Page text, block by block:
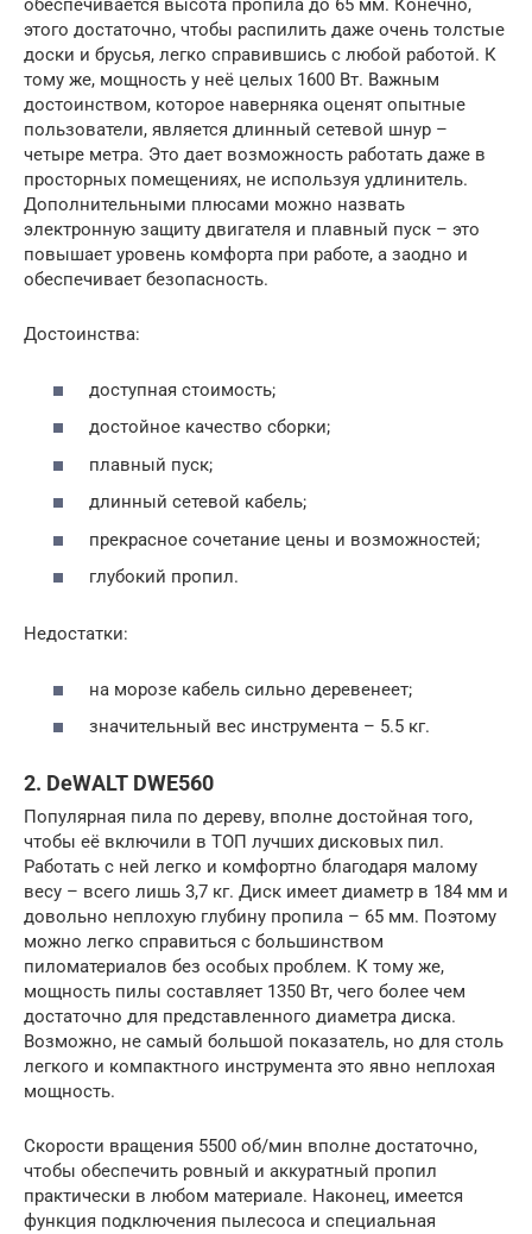
обеспечивается высота пропила до 65 мм. Конечно,
этого достаточно, чтобы распилить даже очень толстые
доски и брусья, легко справившись с любой работой. К
тому же, мощность у неё целых 1600 Вт. Важным
достоинством, которое наверняка оценят опытные
пользователи, является длинный сетевой шнур –
четыре метра. Это дает возможность работать даже в
просторных помещениях, не используя удлинитель.
Дополнительными плюсами можно назвать
электронную защиту двигателя и плавный пуск – это
повышает уровень комфорта при работе, а заодно и
обеспечивает безопасность.
Достоинства:
доступная стоимость;
достойное качество сборки;
плавный пуск;
длинный сетевой кабель;
прекрасное сочетание цены и возможностей;
глубокий пропил.
Недостатки:
на морозе кабель сильно деревенеет;
значительный вес инструмента – 5.5 кг.
2. DeWALT DWE560
Популярная пила по дереву, вполне достойная того,
чтобы её включили в ТОП лучших дисковых пил.
Работать с ней легко и комфортно благодаря малому
весу – всего лишь 3,7 кг. Диск имеет диаметр в 184 мм и
довольно неплохую глубину пропила – 65 мм. Поэтому
можно легко справиться с большинством
пиломатериалов без особых проблем. К тому же,
мощность пилы составляет 1350 Вт, чего более чем
достаточно для представленного диаметра диска.
Возможно, не самый большой показатель, но для столь
легкого и компактного инструмента это явно неплохая
мощность.
Скорости вращения 5500 об/мин вполне достаточно,
чтобы обеспечить ровный и аккуратный пропил
практически в любом материале. Наконец, имеется
функция подключения пылесоса и специальная